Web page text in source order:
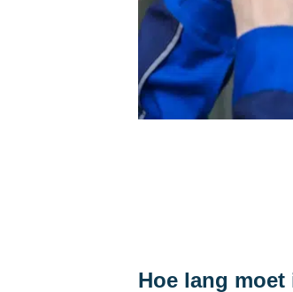
Hoe lang